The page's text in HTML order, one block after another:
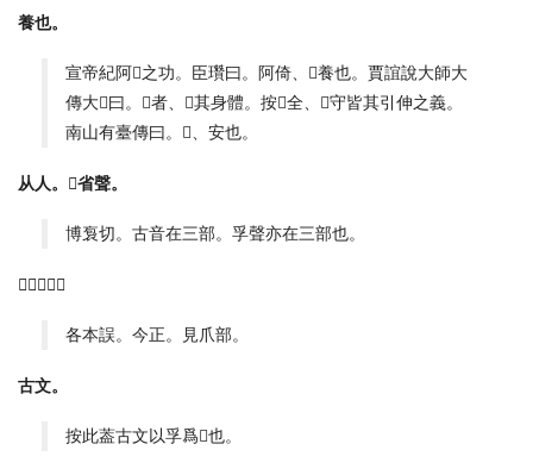
養也。
宣帝紀阿𠈃之功。臣瓚曰。阿倚、𠈃養也。賈誼說大師大
傳大𠈃曰。𠈃者、𠈃其身體。按𠈃全、𠈃守皆其引伸之義。
南山有臺傳曰。𠈃、安也。
从人。𤓽省聲。
博袌切。古音在三部。孚聲亦在三部也。
𤓽古文孚。
各本誤。今正。見爪部。
古文。
按此葢古文以孚爲𠈃也。